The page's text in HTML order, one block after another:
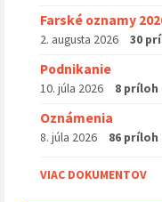
Farské oznamy
2. augusta 2026 30
Podnikanie
10. júla 2026 8 príloh
Oznámenia
8. júla 2026 86 príloh
VIAC DOKUMENTOV